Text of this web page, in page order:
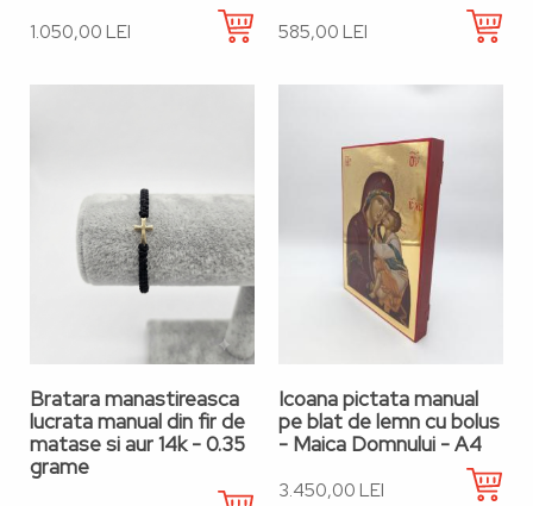
1.050,00 LEI 585,00 LEI
Bratara manastireasca
lucrata manual din fir de
matase si aur 14k - 0.35
grame
Icoana pictata manual
pe blat de lemn cu bolus
- Maica Domnului - A4
3.450,00 LEI